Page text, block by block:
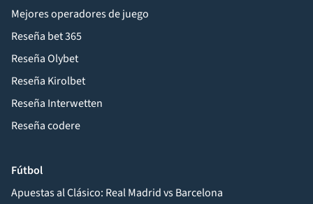
Mejores operadores de juego
Reseña bet 365
Reseña Olybet
Reseña Kirolbet
Reseña Interwetten
Reseña codere
Fútbol
Apuestas al Clásico: Real Madrid vs Barcelona